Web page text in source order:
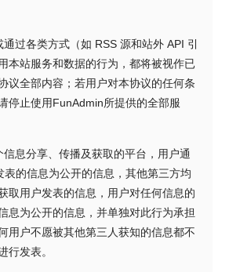
过各类方式（如 RSS 源和站外 API 引
本站服务和数据的行为，都将被视作已
议全部内容；若用户对本协议的任何条
停止使用FunAdmin所提供的全部服
息分享、传播及获取的平台，用户通
表的信息为公开的信息，其他第三方均
取用户发表的信息，用户对任何信息的
息为公开的信息，并单独对此行为承担
用户不愿被其他第三人获知的信息都不
行发表。